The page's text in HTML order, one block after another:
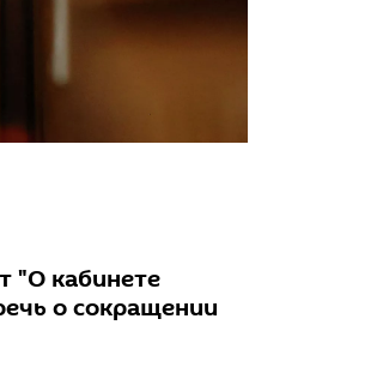
"О кабинете
о сокращении